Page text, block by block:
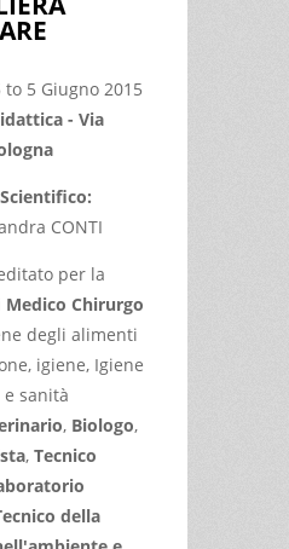
to 5 Giugno 2015
- Via
CONTI
per la
Medico Chirurgo
degli alimenti
igiene, Igiene
sanità
, Biologo,
, Tecnico
della